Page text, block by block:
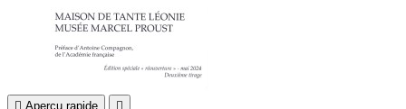
 Aperçu rapide 